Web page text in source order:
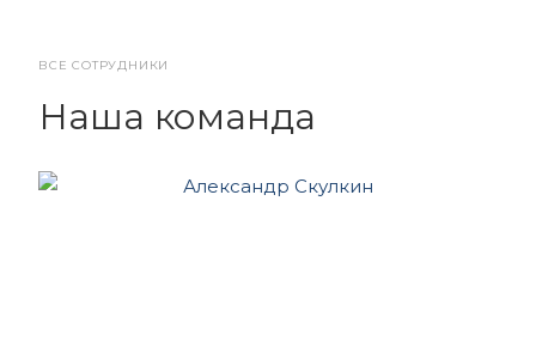
ВСЕ СОТРУДНИКИ
Наша команда